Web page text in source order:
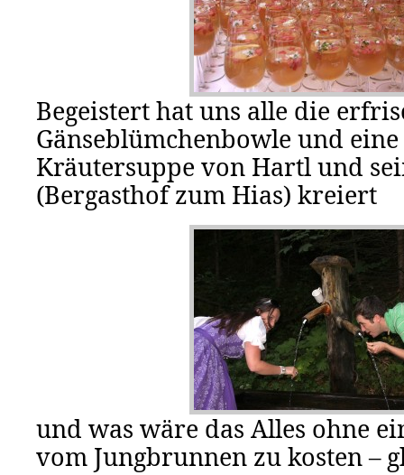
Begeistert hat uns alle die
Gänseblümchenbowle und
Kräutersuppe von Hartl und
(Bergasthof zum Hias) kreiert
und was wäre das Alles ohne
vom Jungbrunnen zu kosten –